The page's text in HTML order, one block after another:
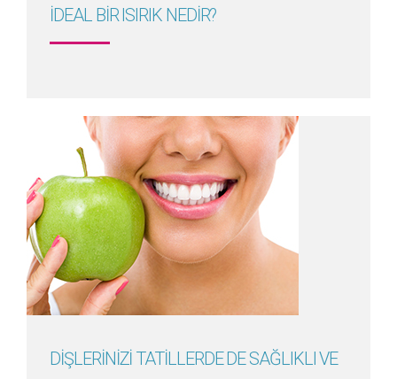
İDEAL BİR ISIRIK NEDİR?
Detayını Gör
DİŞLERİNİZİ TATİLLERDE DE SAĞLIKLI VE